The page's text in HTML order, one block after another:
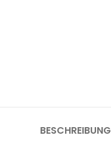
BESCHREIBUNG